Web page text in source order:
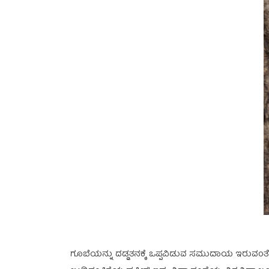
ಗೂಬೆಯನ್ನು ದಡ್ಡತನಕ್ಕೆ ಒಪ್ಪವಿಡುವ ಸಮುದಾಯ